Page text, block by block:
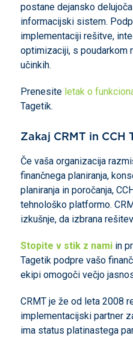
postane dejansko
informacijski sistem.
implementaciji rešitve,
optimizaciji, s poudarkom
učinkih.
Prenesite letak o
Tagetik.
Zakaj CRMT in CCH
Če vaša organizacija
finančnega planiranja,
planiranja in poročanja,
tehnološko platformo.
izkušnje, da izbrana
Stopite v stik z namiin
Tagetik podpre vašo
ekipi omogoči večjo
CRMT je že od leta 2008
implementacijski partner
ima status platinastega